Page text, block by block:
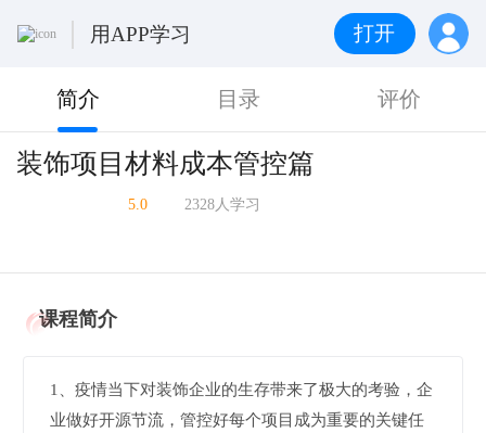
用APP学习 打开
简介 目录 评价
装饰项目材料成本管控篇
5.0 2328人学习
课程简介
1、疫情当下对装饰企业的生存带来了极大的考验，企
业做好开源节流，管控好每个项目成为重要的关键任